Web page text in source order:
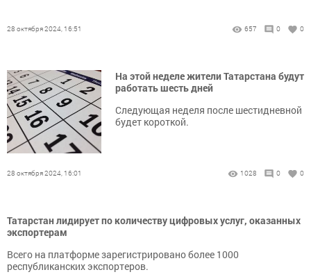
28 октября 2024, 16:51 657 0 0
На этой неделе жители Татарстана будут
работать шесть дней
Следующая неделя после шестидневной
будет короткой.
28 октября 2024, 16:01 1028 0 0
Татарстан лидирует по количеству цифровых услуг, оказанных
экспортерам
Всего на платформе зарегистрировано более 1000
республиканских экспортеров.